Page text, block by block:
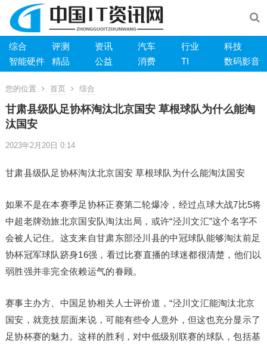
综合 评测 资讯 汽车 行业
科技
智能硬件
精品 公益 消费 TI 数码影音
您的位置 首页 综合
甘肃县级队足协杯淘汰北京国安 草根球队为什么能淘
汰国安
2023年2月20日 0:14
甘肃县级队足协杯淘汰北京国安 草根球队为什么能淘汰国安
如果不是在本赛季足协杯正赛第二轮爆冷，经过点球大战7比5将
中超老牌劲旅北京国安队淘汰出局，或许“泾川文汇”这个名字不
会被人记住。这支来自甘肃东部泾川县的中冠球队能够淘汰前足
协杯冠军球队跻身16强，看过比赛直播的球迷都很清楚，他们以
弱胜强并非完全依赖运气的眷顾。
赛事主办方、中国足协相关人士评价道，“泾川文汇能淘汰北京
国安，就竞技层面来说，可能有些令人意外，但这也充分显示了
足协杯赛的魅力。这样的胜利，对中低级别联赛的球队，包括基